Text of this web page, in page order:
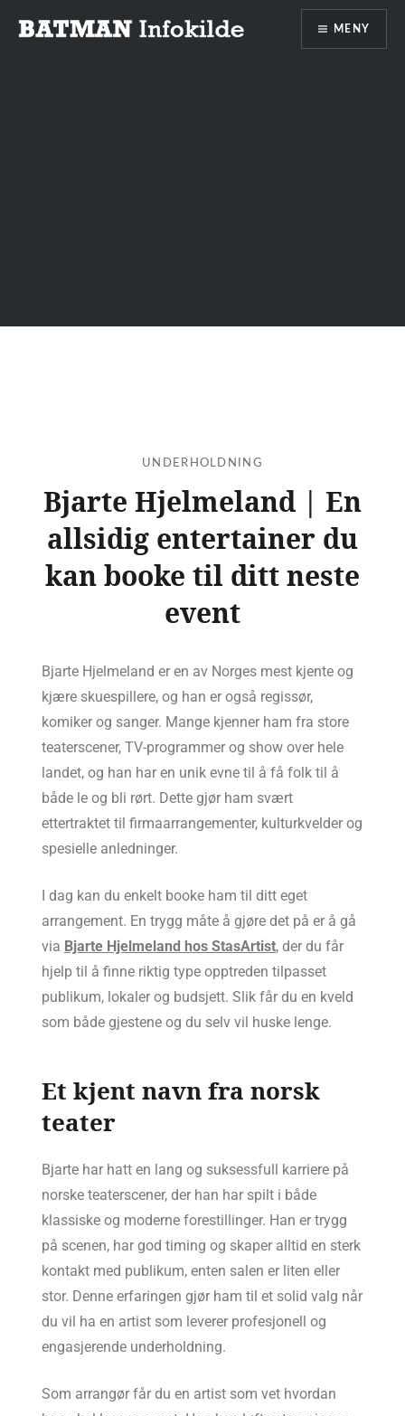
MENY
UNDERHOLDNING
Bjarte Hjelmeland | En
allsidig entertainer du
kan booke til ditt neste
event
Bjarte Hjelmeland er en av Norges mest kjente og
kjære skuespillere, og han er også regissør,
komiker og sanger. Mange kjenner ham fra store
teaterscener, TV-programmer og show over hele
landet, og han har en unik evne til å få folk til å
både le og bli rørt. Dette gjør ham svært
ettertraktet til firmaarrangementer, kulturkvelder og
spesielle anledninger.
I dag kan du enkelt booke ham til ditt eget
arrangement. En trygg måte å gjøre det på er å gå
via Bjarte Hjelmeland hos StasArtist, der du får
hjelp til å finne riktig type opptreden tilpasset
publikum, lokaler og budsjett. Slik får du en kveld
som både gjestene og du selv vil huske lenge.
Et kjent navn fra norsk
teater
Bjarte har hatt en lang og suksessfull karriere på
norske teaterscener, der han har spilt i både
klassiske og moderne forestillinger. Han er trygg
på scenen, har god timing og skaper alltid en sterk
kontakt med publikum, enten salen er liten eller
stor. Denne erfaringen gjør ham til et solid valg når
du vil ha en artist som leverer profesjonell og
engasjerende underholdning.
Som arrangør får du en artist som vet hvordan